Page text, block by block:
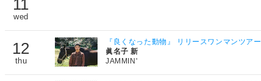
11
wed
12
thu
『良くなった動物』 リリースワンマンツアー
眞名子 新
JAMMIN'